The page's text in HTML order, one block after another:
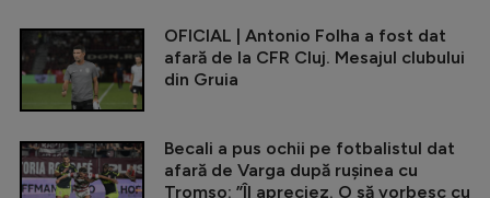
OFICIAL | Antonio Folha a fost dat
afară de la CFR Cluj. Mesajul clubului
din Gruia
Becali a pus ochii pe fotbalistul dat
afară de Varga după rușinea cu
Tromso: ”Îl apreciez. O să vorbesc cu